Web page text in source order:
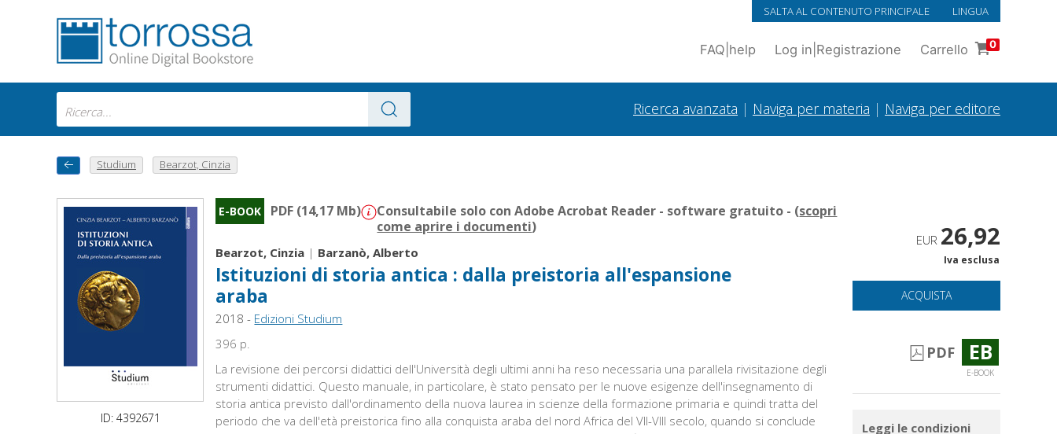
SALTA AL CONTENUTO PRINCIPALE LINGUA
FAQ help Log in Registrazione Carrello 0
Ricerca avanzata | Naviga per materia | Naviga per editore
Studium Bearzot, Cinzia
ID: 4392671
E-BOOK PDF (14,17 Mb) Consultabile solo con Adobe Acrobat Reader - software gratuito - (scopri
come aprire i documenti)
Bearzot, Cinzia | Barzanò, Alberto
Istituzioni di storia antica : dalla preistoria all'espansione
araba
2018 - Edizioni Studium
396 p.
La revisione dei percorsi didattici dell'Università degli ultimi anni ha reso necessaria una parallela rivisitazione degli
strumenti didattici. Questo manuale, in particolare, è stato pensato per le nuove esigenze dell'insegnamento di
storia antica previsto dall'ordinamento della nuova laurea in scienze della formazione primaria e quindi tratta del
periodo che va dell'età preistorica fino alla conquista araba del nord Africa del VII-VIII secolo, quando si conclude
EUR 26,92
Iva esclusa
ACQUISTA
PDF EB
E-BOOK
Leggi le condizioni